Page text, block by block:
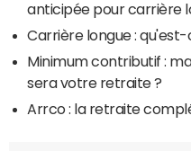
anticipée pour carrière
Carrière longue :
Minimum contributif :
sera votre retraite ?
Arrco : la retraite